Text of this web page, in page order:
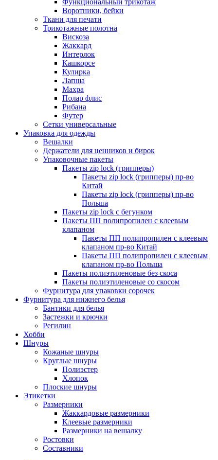
Функциональный трикотаж
Воротники, бейки
Ткани для печати
Трикотажные полотна
Вискоза
Жаккард
Интерлок
Кашкорсе
Кулирка
Лапша
Махра
Полар флис
Рибана
Футер
Сетки универсальные
Упаковка для одежды
Вешалки
Держатели для ценников и бирок
Упаковочные пакеты
Пакеты zip lock (грипперы)
Пакеты zip lock (грипперы) пр-во
Китай
Пакеты zip lock (грипперы) пр-во
Польша
Пакеты zip lock с бегунком
Пакеты ПП полипропилен с клеевым
клапаном
Пакеты ПП полипропилен с клеевым
клапаном пр-во Китай
Пакеты ПП полипропилен с клеевым
клапаном пр-во Польша
Пакеты полиэтиленовые без скоса
Пакеты полиэтиленовые со скосом
Фурнитура для упаковки сорочек
Фурнитура для нижнего белья
Бантики для белья
Застежки и крючки
Регилин
Хобби
Шнуры
Кожаные шнуры
Круглые шнуры
Полиэстер
Хлопок
Плоские шнуры
Этикетки
Размерники
Жаккардовые размерники
Клеевые размерники
Размерники на вешалку
Ростовки
Составники